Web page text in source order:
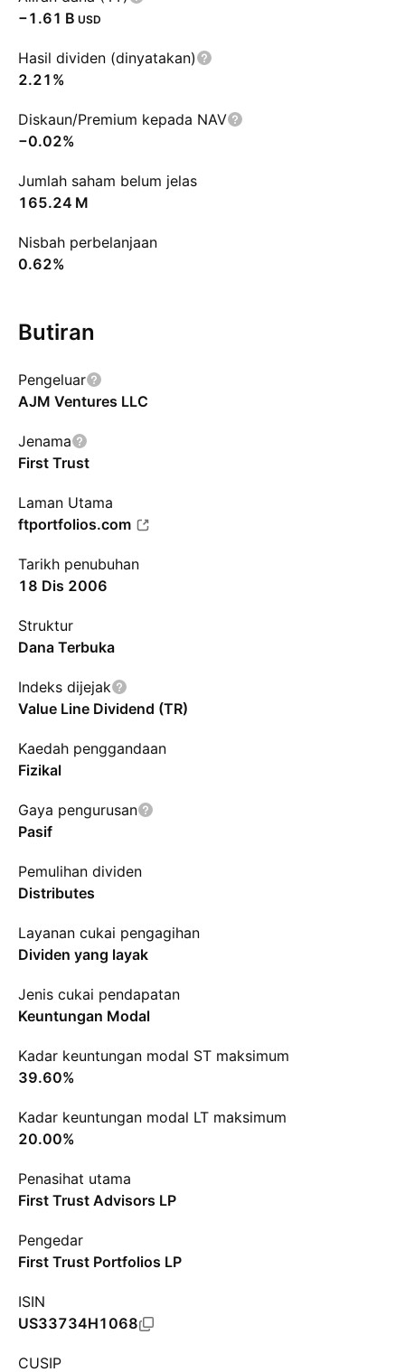
‪−1.61 B‬ USD
Hasil dividen (dinyatakan)
2.21%
Diskaun/Premium kepada NAV
−0.02%
Jumlah saham belum jelas
‪165.24 M‬
Nisbah perbelanjaan
0.62%
Butiran
Pengeluar
AJM Ventures LLC
Jenama
First Trust
Laman Utama
ftportfolios.com
Tarikh penubuhan
18 Dis 2006
Struktur
Dana Terbuka
Indeks dijejak
Value Line Dividend (TR)
Kaedah penggandaan
Fizikal
Gaya pengurusan
Pasif
Pemulihan dividen
Distributes
Layanan cukai pengagihan
Dividen yang layak
Jenis cukai pendapatan
Keuntungan Modal
Kadar keuntungan modal ST maksimum
39.60%
Kadar keuntungan modal LT maksimum
20.00%
Penasihat utama
First Trust Advisors LP
Pengedar
First Trust Portfolios LP
ISIN
US33734H1068
CUSIP